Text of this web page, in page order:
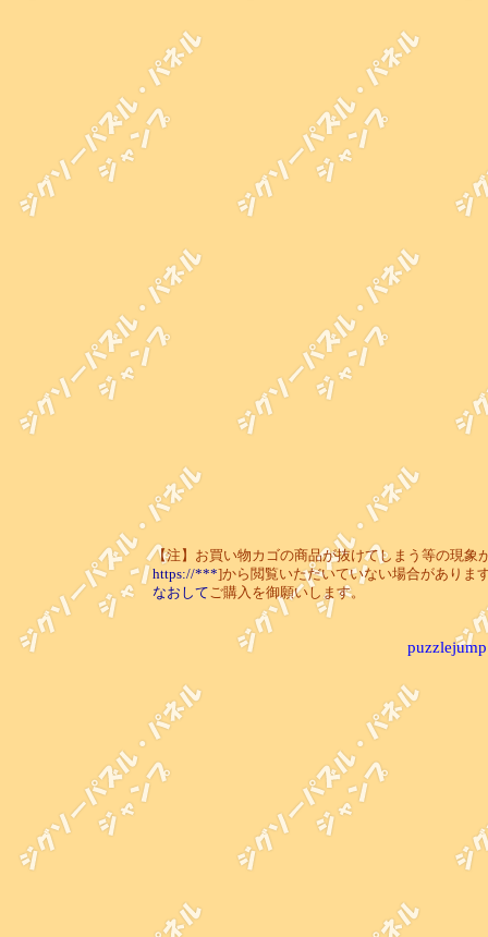
【注】お買い物カゴの商品が抜けてしまう等の現象
https://***]から閲覧いただいていない場合がありま
なおしてご購入を御願いします。